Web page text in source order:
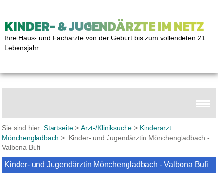
KINDER- & JUGENDÄRZTE IM NETZ
Ihre Haus- und Fachärzte von der Geburt bis zum vollendeten 21.
Lebensjahr
Sie sind hier:Startseite >Arzt-/Kliniksuche > Kinderarzt
Mönchengladbach > Kinder- und Jugendärztin Mönchengladbach -
Valbona Bufi
Kinder- und Jugendärztin Mönchengladbach - Valbona Bufi